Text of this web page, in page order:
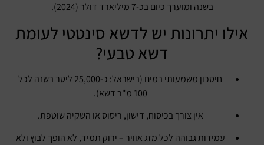
בשנה ומוערך כיום בכ-7 מיליארד דולר (2024).
אילו יתרונות יש לדשא סינטטי לעומת
דשא טבעי?
חיסכון משמעותי במים (בישראל: כ-25,000 ליטר בשנה לכל
100 מ"ר דשא).
אין צורך בכיסוח, דישון, ריסוס או השקיה שוטפת.
עמידות גבוהה לכל מזג אוויר – ירוק תמיד, לא הופך לבוץ ולא